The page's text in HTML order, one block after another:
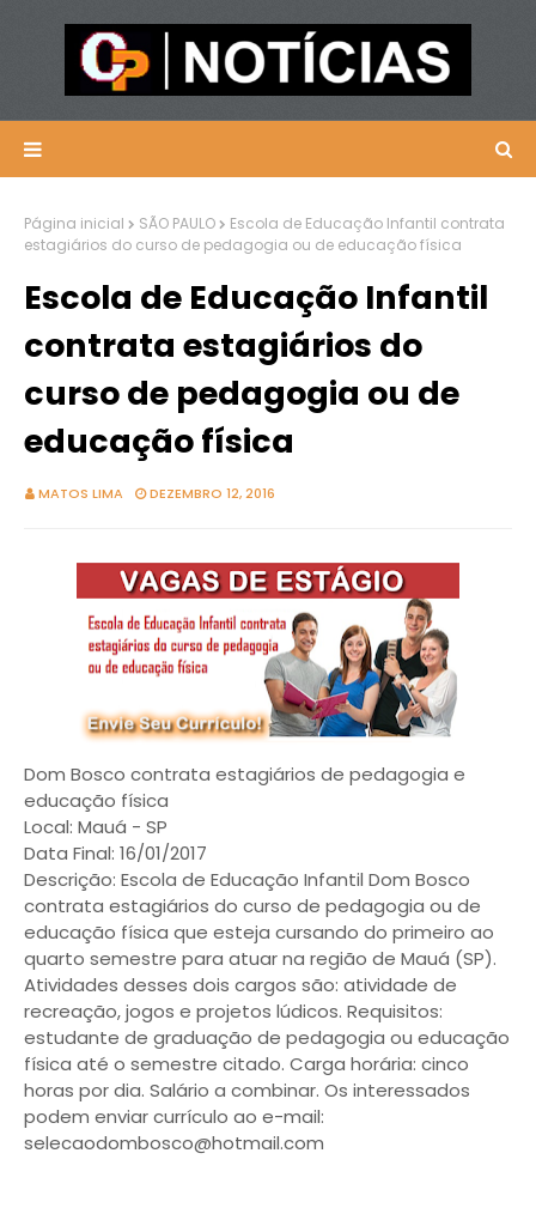
Página inicial SÃO PAULO
Escola de Educação Infantil contrata
estagiários do curso de pedagogia ou de educação física
Escola de Educação Infantil
contrata estagiários do
curso de pedagogia ou de
educação física
MATOS LIMA DEZEMBRO 12, 2016
Dom Bosco contrata estagiários de pedagogia e
educação física
Local: Mauá - SP
Data Final: 16/01/2017
Descrição: Escola de Educação Infantil Dom Bosco
contrata estagiários do curso de pedagogia ou de
educação física que esteja cursando do primeiro ao
quarto semestre para atuar na região de Mauá (SP).
Atividades desses dois cargos são: atividade de
recreação, jogos e projetos lúdicos. Requisitos:
estudante de graduação de pedagogia ou educação
física até o semestre citado. Carga horária: cinco
horas por dia. Salário a combinar. Os interessados
podem enviar currículo ao e-mail:
selecaodombosco@hotmail.com